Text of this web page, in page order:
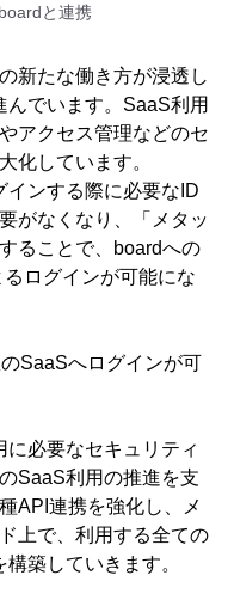
と連携
新たな働き方が浸透し
でいます。SaaS利用
アクセス管理などのセ
化しています。
ンする際に必要なID
がなくなり、「メタッ
ることで、boardへの
ログインが可能にな
SaaSへログインが可
に必要なセキュリティ
SaaS利用の推進を支
API連携を強化し、メ
上で、利用する全ての
築していきます。